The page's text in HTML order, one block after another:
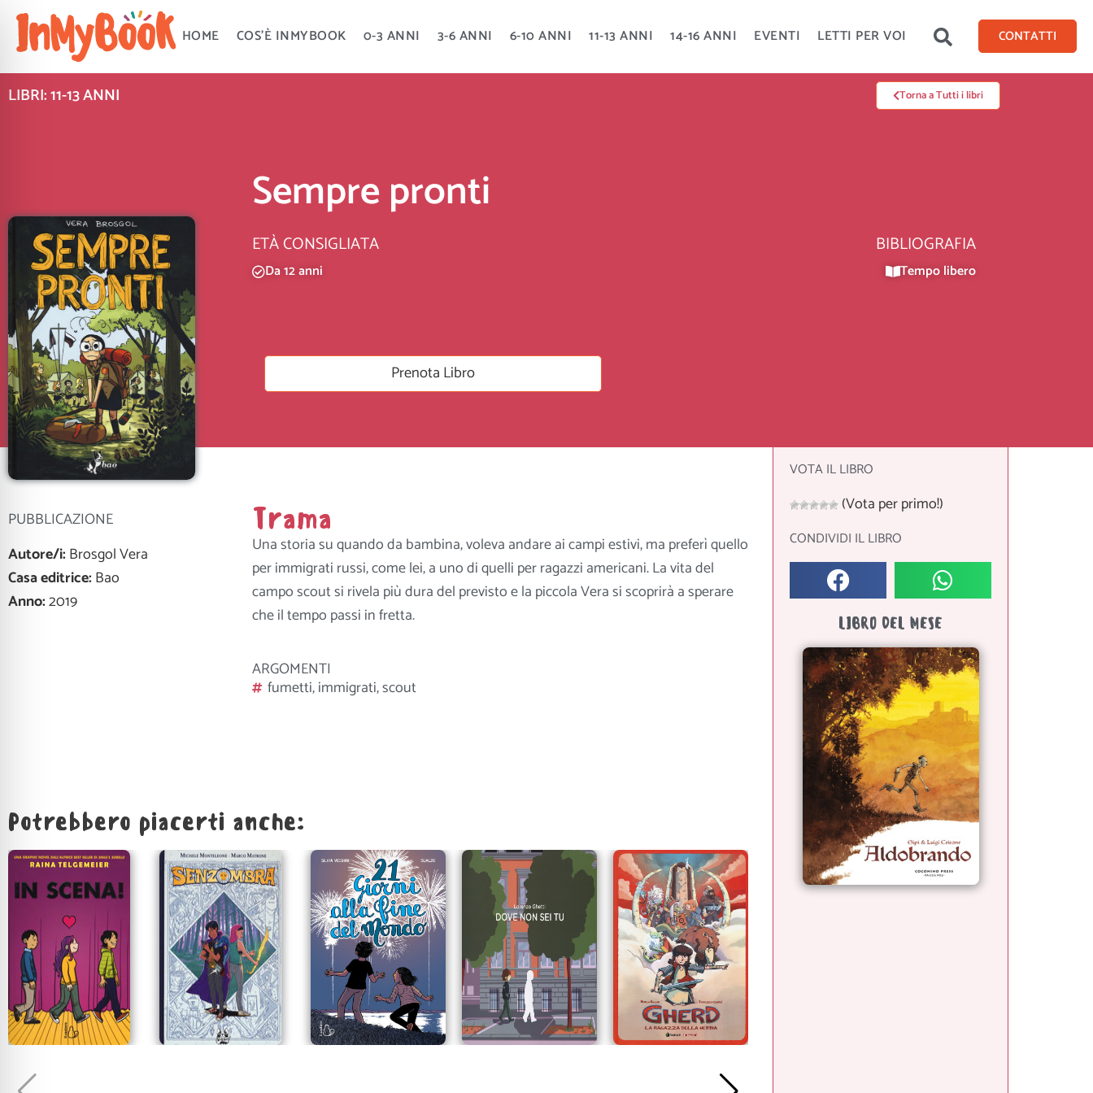
Vai
contenuto
HOME COS’È INMYBOOK 0-3 ANNI 3-6 ANNI 6-10 ANNI 11-13 ANNI 14-16 ANNI EVENTI LETTI PER VOI CONTATTI
LIBRI: 11-13 ANNI Torna a Tutti i libri
Sempre pronti
ETÀ CONSIGLIATA
Da 12 anni
BIBLIOGRAFIA
Tempo libero
Prenota Libro
PUBBLICAZIONE
Autore/i:Brosgol Vera
Casa editrice:Bao
Anno:2019
Trama
Una storia su quando da bambina, voleva andare ai campi estivi, ma preferì quello
per immigrati russi, come lei, a uno di quelli per ragazzi americani. La vita del
campo scout si rivela più dura del previsto e la piccola Vera si scoprirà a sperare
che il tempo passi in fretta.
ARGOMENTI
fumetti,immigrati,scout
Potrebbero piacerti anche:
VOTA IL LIBRO
(Vota per primo!)
CONDIVIDI IL LIBRO
LIBRO DEL MESE